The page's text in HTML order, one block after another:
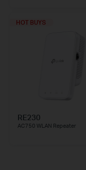
HOT BUYS
RE230
AC750 WLAN Repeater